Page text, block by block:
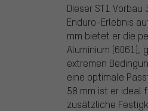
Dieser ST1
Enduro-Erlebnis
mm bietet er die
Aluminium (6061),
extremen
eine optimale
58 mm ist er ideal
zusätzliche